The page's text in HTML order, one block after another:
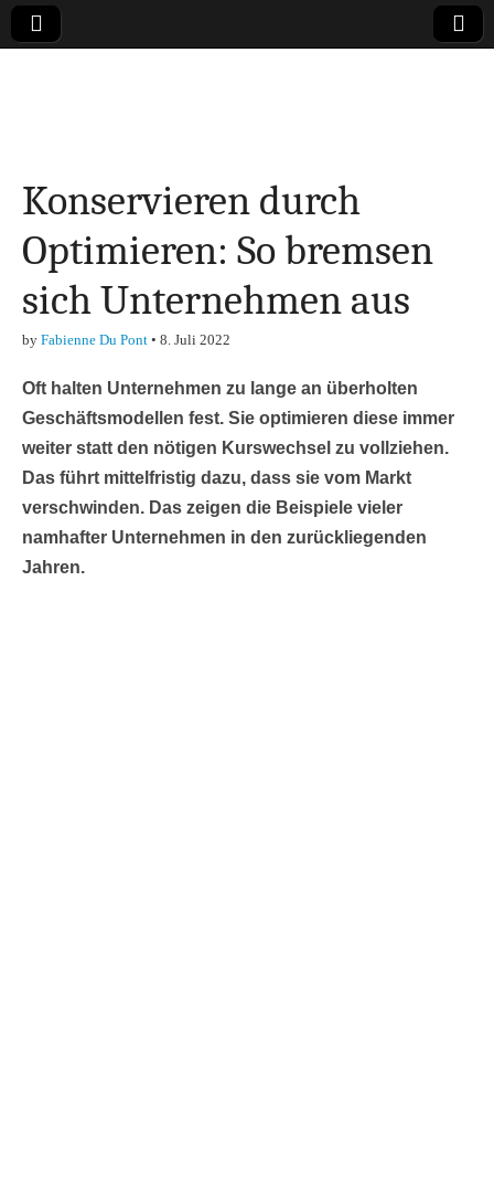
Finanzen,
Marketing-, Vertrieb-
& Investment-Tipps
Konservieren durch
Optimieren: So bremsen
sich Unternehmen aus
by Fabienne Du Pont • 8. Juli 2022
Oft halten Unternehmen zu lange an überholten
Geschäftsmodellen fest. Sie optimieren diese immer
weiter statt den nötigen Kurswechsel zu vollziehen.
Das führt mittelfristig dazu, dass sie vom Markt
verschwinden. Das zeigen die Beispiele vieler
namhafter Unternehmen in den zurückliegenden
Jahren.